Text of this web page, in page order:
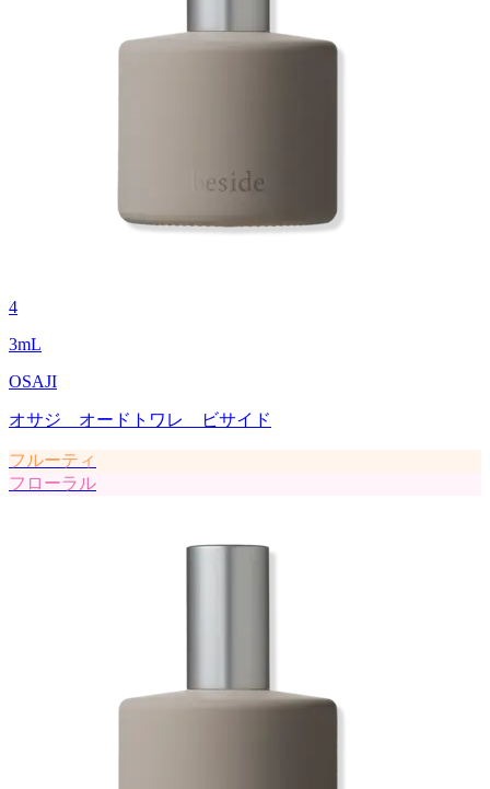
4
3mL
OSAJI
オサジ オードトワレ ビサイド
フルーティ
フローラル